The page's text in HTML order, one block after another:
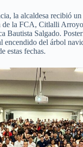
la alcaldesa recibió
de la FCA, Citlalli
Bautista Salgado.
encendido del árbol
estas fechas.